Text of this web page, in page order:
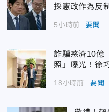
採憲政作為反制
5小時前 要聞
詐騙慈濟10億
照」曝光！徐
18小時前 要聞